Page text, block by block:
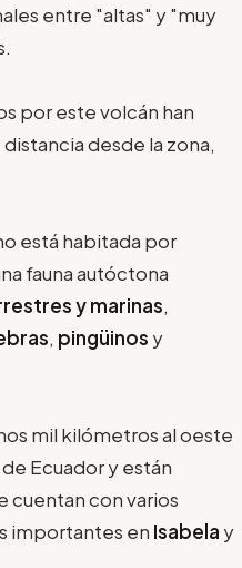
entre "altas" y "muy
por este volcán han
desde la zona,
está habitada por
fauna autóctona
y marinas,
, pingüinos y
mil kilómetros al oeste
Ecuador y están
cuentan con varios
importantes en Isabela y